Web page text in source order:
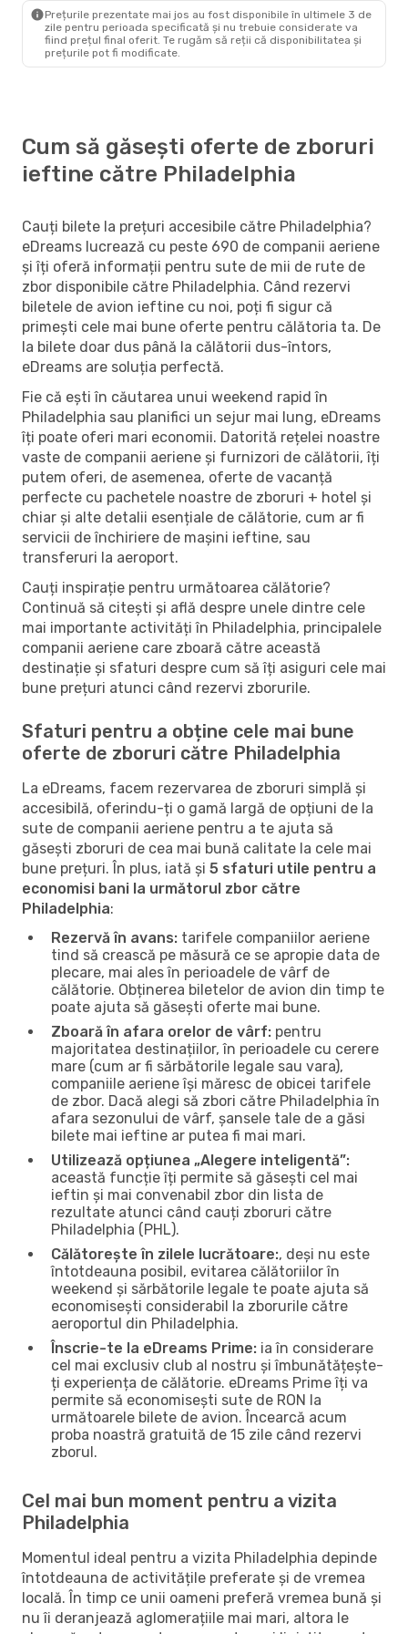
Prețurile prezentate mai jos au fost disponibile în ultimele 3 de
zile pentru perioada specificată și nu trebuie considerate va
fiind prețul final oferit. Te rugăm să reții că disponibilitatea și
prețurile pot fi modificate.
Cum să găsești oferte de zboruri
ieftine către Philadelphia
Cauți bilete la prețuri accesibile către Philadelphia?
eDreams lucrează cu peste 690 de companii aeriene
și îți oferă informații pentru sute de mii de rute de
zbor disponibile către Philadelphia. Când rezervi
biletele de avion ieftine cu noi, poți fi sigur că
primești cele mai bune oferte pentru călătoria ta. De
la bilete doar dus până la călătorii dus-întors,
eDreams are soluția perfectă.
Fie că ești în căutarea unui weekend rapid în
Philadelphia sau planifici un sejur mai lung, eDreams
îți poate oferi mari economii. Datorită rețelei noastre
vaste de companii aeriene și furnizori de călătorii, îți
putem oferi, de asemenea, oferte de vacanță
perfecte cu pachetele noastre de zboruri + hotel și
chiar și alte detalii esențiale de călătorie, cum ar fi
servicii de închiriere de mașini ieftine, sau
transferuri la aeroport.
Cauți inspirație pentru următoarea călătorie?
Continuă să citești și află despre unele dintre cele
mai importante activități în Philadelphia, principalele
companii aeriene care zboară către această
destinație și sfaturi despre cum să îți asiguri cele mai
bune prețuri atunci când rezervi zborurile.
Sfaturi pentru a obține cele mai bune
oferte de zboruri către Philadelphia
La eDreams, facem rezervarea de zboruri simplă și
accesibilă, oferindu-ți o gamă largă de opțiuni de la
sute de companii aeriene pentru a te ajuta să
găsești zboruri de cea mai bună calitate la cele mai
bune prețuri. În plus, iată și 5 sfaturi utile pentru a
economisi bani la următorul zbor către
Philadelphia:
Rezervă în avans: tarifele companiilor aeriene
tind să crească pe măsură ce se apropie data de
plecare, mai ales în perioadele de vârf de
călătorie. Obținerea biletelor de avion din timp te
poate ajuta să găsești oferte mai bune.
Zboară în afara orelor de vârf: pentru
majoritatea destinațiilor, în perioadele cu cerere
mare (cum ar fi sărbătorile legale sau vara),
companiile aeriene își măresc de obicei tarifele
de zbor. Dacă alegi să zbori către Philadelphia în
afara sezonului de vârf, șansele tale de a găsi
bilete mai ieftine ar putea fi mai mari.
Utilizează opțiunea „Alegere inteligentă”:
această funcție îți permite să găsești cel mai
ieftin și mai convenabil zbor din lista de
rezultate atunci când cauți zboruri către
Philadelphia (PHL).
Călătorește în zilele lucrătoare:, deși nu este
întotdeauna posibil, evitarea călătoriilor în
weekend și sărbătorile legale te poate ajuta să
economisești considerabil la zborurile către
aeroportul din Philadelphia.
Înscrie-te la eDreams Prime: ia în considerare
cel mai exclusiv club al nostru și îmbunătățește-
ți experiența de călătorie. eDreams Prime îți va
permite să economisești sute de RON la
următoarele bilete de avion. Încearcă acum
proba noastră gratuită de 15 zile când rezervi
zborul.
Cel mai bun moment pentru a vizita
Philadelphia
Momentul ideal pentru a vizita Philadelphia depinde
întotdeauna de activitățile preferate și de vremea
locală. În timp ce unii oameni preferă vremea bună și
nu îi deranjează aglomerațiile mai mari, altora le